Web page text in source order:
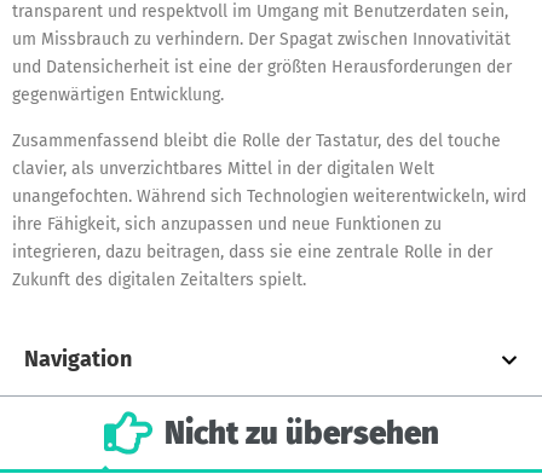
transparent und respektvoll im Umgang mit Benutzerdaten sein,
um Missbrauch zu verhindern. Der Spagat zwischen Innovativität
und Datensicherheit ist eine der größten Herausforderungen der
gegenwärtigen Entwicklung.
Zusammenfassend bleibt die Rolle der Tastatur, des del touche
clavier, als unverzichtbares Mittel in der digitalen Welt
unangefochten. Während sich Technologien weiterentwickeln, wird
ihre Fähigkeit, sich anzupassen und neue Funktionen zu
integrieren, dazu beitragen, dass sie eine zentrale Rolle in der
Zukunft des digitalen Zeitalters spielt.
Navigation
Nicht zu übersehen